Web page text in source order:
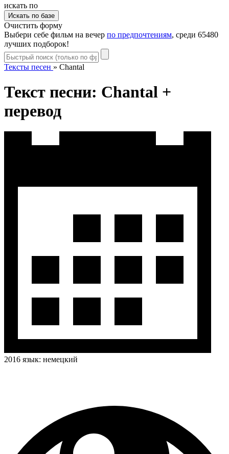
искать по
Очистить форму
Выбери себе фильм на вечер по предпочтениям, среди 65480
лучших подборок!
Тексты песен » Chantal
Текст песни: Chantal +
перевод
2016 язык: немецкий